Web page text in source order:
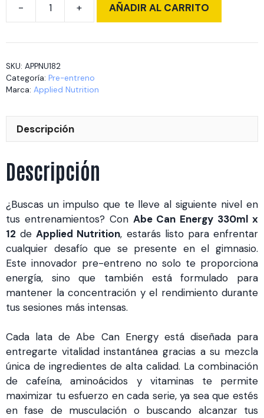
Abe
Energy
12
AÑADIR AL CARRITO
SKU: APPNU182
Categoría: Pre-entreno
Marca: Applied Nutrition
Descripción
Descripción
¿Buscas un impulso que te lleve al siguiente nivel en
tus entrenamientos? Con Abe Can Energy 330ml x
12 deApplied Nutrition, estarás listo para enfrentar
cualquier desafío que se presente en el gimnasio.
Este innovador pre-entreno no solo te proporciona
energía, sino que también está formulado para
mantener la concentración y el rendimiento durante
tus sesiones más intensas.
Cada lata de Abe Can Energy está diseñada para
entregarte vitalidad instantánea gracias a su mezcla
única de ingredientes de alta calidad. La combinación
de cafeína, aminoácidos y vitaminas te permite
maximizar tu esfuerzo en cada serie, ya sea que estés
en fase de musculación o buscando alcanzar tus